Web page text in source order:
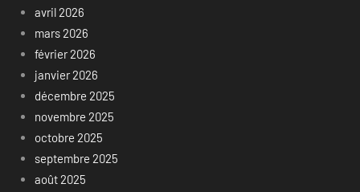
avril 2026
mars 2026
février 2026
janvier 2026
décembre 2025
novembre 2025
octobre 2025
septembre 2025
août 2025